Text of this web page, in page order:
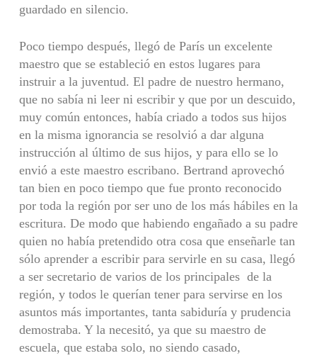
guardado en silencio.
Poco tiempo después, llegó de París un excelente
maestro que se estableció en estos lugares para
instruir a la juventud. El padre de nuestro hermano,
que no sabía ni leer ni escribir y que por un descuido,
muy común entonces, había criado a todos sus hijos
en la misma ignorancia se resolvió a dar alguna
instrucción al último de sus hijos, y para ello se lo
envió a este maestro escribano. Bertrand aprovechó
tan bien en poco tiempo que fue pronto reconocido
por toda la región por ser uno de los más hábiles en la
escritura. De modo que habiendo engañado a su padre
quien no había pretendido otra cosa que enseñarle tan
sólo aprender a escribir para servirle en su casa, llegó
a ser secretario de varios de los principales de la
región, y todos le querían tener para servirse en los
asuntos más importantes, tanta sabiduría y prudencia
demostraba. Y la necesitó, ya que su maestro de
escuela, que estaba solo, no siendo casado,